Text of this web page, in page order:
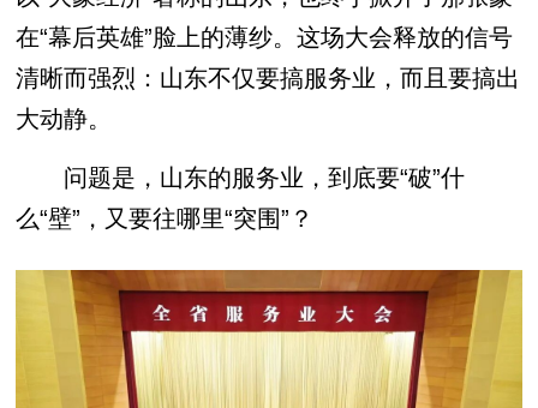
在“幕后英雄”脸上的薄纱。这场大会释放的信号
清晰而强烈：山东不仅要搞服务业，而且要搞出
大动静。
问题是，山东的服务业，到底要“破”什
么“壁”，又要往哪里“突围”？